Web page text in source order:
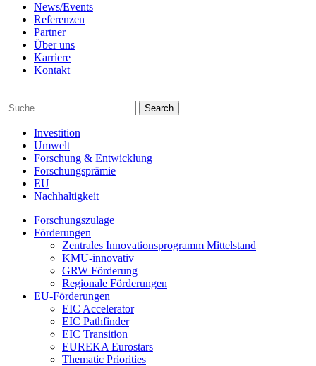
News/Events
Referenzen
Partner
Über uns
Karriere
Kontakt
Investition
Umwelt
Forschung & Entwicklung
Forschungsprämie
EU
Nachhaltigkeit
Forschungszulage
Förderungen
Zentrales Innovationsprogramm Mittelstand
KMU-innovativ
GRW Förderung
Regionale Förderungen
EU-Förderungen
EIC Accelerator
EIC Pathfinder
EIC Transition
EUREKA Eurostars
Thematic Priorities